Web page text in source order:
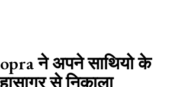
ने अपने साथियो के